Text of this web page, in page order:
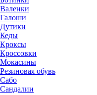
Валенки
Галоши
Дутики
Кеды
Кроксы
Кроссовки
Мокасины
Резиновая обувь
Сабо
Сандалии